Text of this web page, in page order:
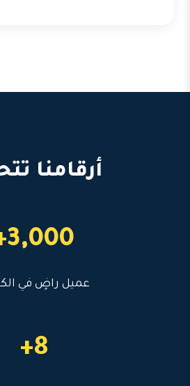
أرقامنا
3,000+
عميل راضٍ في
8+